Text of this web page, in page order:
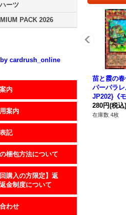
ーツ
PACK 2026
cardrush_online
内
案内
記
梱包方法について
回購入の方限定】返
金制度について
わせ
苗と霞の
パーパラ
JP202}《
ー》
280円(税込)
在庫数 4枚